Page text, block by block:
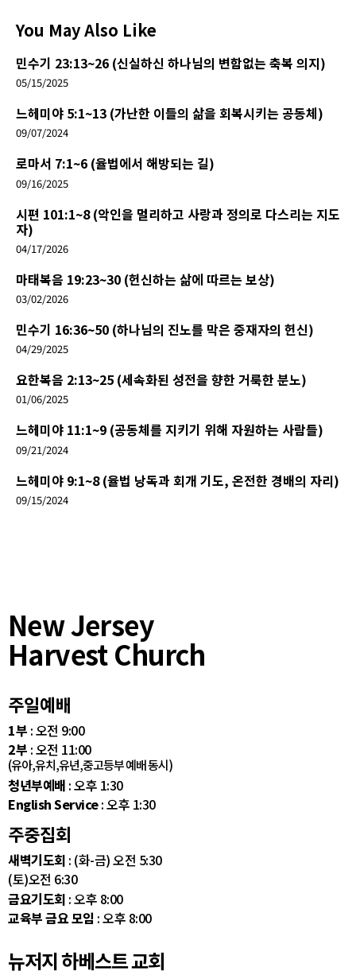
You May Also Like
민수기 23:13~26 (신실하신 하나님의 변함없는 축복 의지)
05/15/2025
느헤미야 5:1~13 (가난한 이들의 삶을 회복시키는 공동체)
09/07/2024
로마서 7:1~6 (율법에서 해방되는 길)
09/16/2025
시편 101:1~8 (악인을 멀리하고 사랑과 정의로 다스리는 지도
자)
04/17/2026
마태복음 19:23~30 (헌신하는 삶에 따르는 보상)
03/02/2026
민수기 16:36~50 (하나님의 진노를 막은 중재자의 헌신)
04/29/2025
요한복음 2:13~25 (세속화된 성전을 향한 거룩한 분노)
01/06/2025
느헤미야 11:1~9 (공동체를 지키기 위해 자원하는 사람들)
09/21/2024
느헤미야 9:1~8 (율법 낭독과 회개 기도, 온전한 경배의 자리)
09/15/2024
New Jersey
Harvest Church
주일예배
1부 : 오전 9:00
2부 : 오전 11:00
(유아,유치,유년,중고등부 예배 동시)
청년부예배 : 오후 1:30
English Service: 오후 1:30
주중집회
새벽기도회 : (화-금) 오전 5:30
(토)오전 6:30
금요기도회 : 오후 8:00
교육부 금요 모임 : 오후 8:00
뉴저지 하베스트 교회